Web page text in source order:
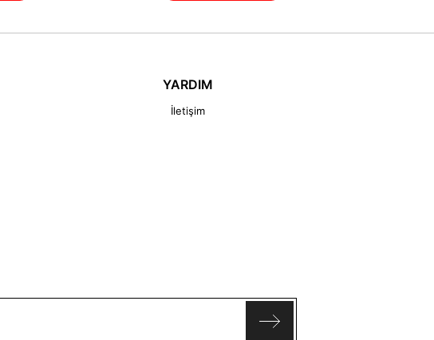
YARDIM
İletişim